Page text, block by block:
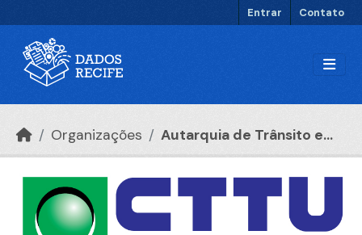
Entrar Contato
Organizações Autarquia de Trânsito e...